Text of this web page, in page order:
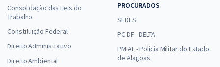
Consolidação das Leis do
Trabalho
Constituição Federal
Direito Administrativo
Direito Ambiental
PROCURADOS
SEDES
PC DF - DELTA
PM AL - Polícia Militar do Estado
de Alagoas